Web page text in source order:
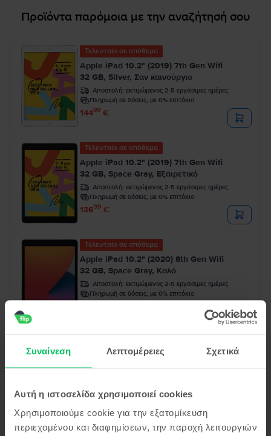
Συναίνεση Λεπτομέρειες Σχετικά
Αυτή η ιστοσελίδα χρησιμοποιεί cookies
Χρησιμοποιούμε cookie για την εξατομίκευση
περιεχομένου και διαφημίσεων, την παροχή λειτουργιών
Προϊόντα παρόμοια με την αναζήτησή σου
Τελευταίο σε απόθεμα
Apple iPad 10.2" (2019) 7th Gen Wifi
32 GB, Silver, Σαν καινούργιο
Αποστολή: εκτιμώμενος 2-5 εργάσιμες ημέρες
Πληρωμή σε δόσεις, με 0% επιτόκιο
14499 €
Τελευταίο σε απόθεμα
Apple iPad 10.2" (2019) 7th Gen Wifi
32 GB, Space Gray, Εξαιρετικό
Αποστολή: εκτιμώμενος 2-5 εργάσιμες ημέρες
Πληρωμή σε δόσεις, με 0% επιτόκιο
13699 €
Τελευταίο σε απόθεμα
Apple iPad 10.2" (2020) 8th Gen Wifi
32 GB, Space Gray, Καλό
Αποστολή: εκτιμώμενος 2-5 εργάσιμες ημέρες
Πληρωμή σε δόσεις, με 0% επιτόκιο
Περιγραφή
Τάμπλετ Apple iPad Air 3 10.5" (2019) 3rd Gen Cellular, 256 GB, Space